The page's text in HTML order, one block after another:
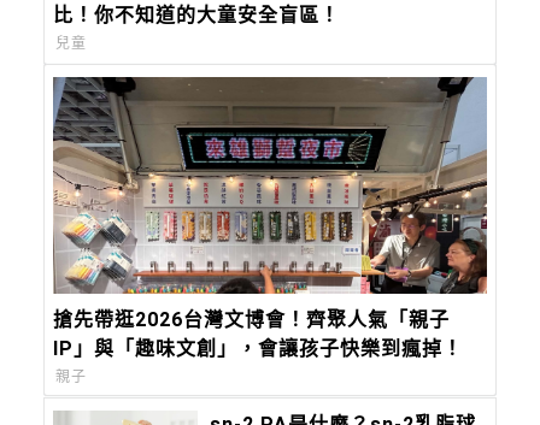
比！你不知道的大童安全盲區！
兒童
搶先帶逛2026台灣文博會！齊聚人氣「親子
IP」與「趣味文創」，會讓孩子快樂到瘋掉！
親子